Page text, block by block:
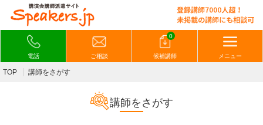
電話 ご相談
0
候補講師 メニュー
TOP 講師をさがす
講師をさがす